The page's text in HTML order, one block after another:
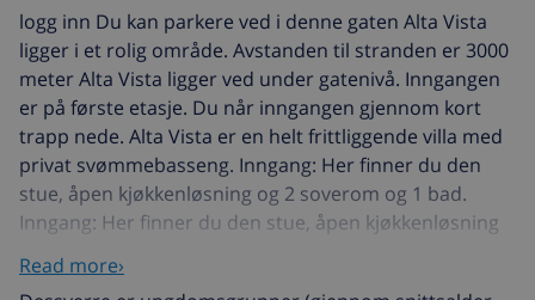
logg inn Du kan parkere ved i denne gaten Alta Vista
ligger i et rolig område. Avstanden til stranden er 3000
meter Alta Vista ligger ved under gatenivå. Inngangen
er på første etasje. Du når inngangen gjennom kort
trapp nede. Alta Vista er en helt frittliggende villa med
privat svømmebasseng. Inngang: Her finner du den
stue, åpen kjøkkenløsning og 2 soverom og 1 bad.
Inngang: Her finner du den stue, åpen kjøkkenløsning
den 1 soverom og 1 bad. Du har tilgang til balkongen
Read more›